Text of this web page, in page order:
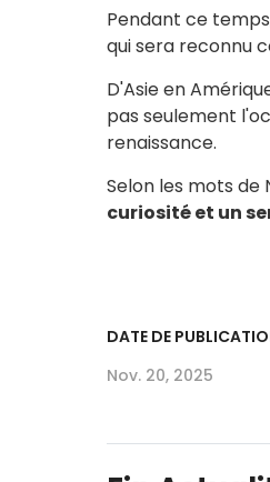
Pendant ce
qui sera reconnu
D'Asie en
pas seulement
renaissance.
Selon les mots de
curiosité et un
DATE DE
Nov. 20, 2025